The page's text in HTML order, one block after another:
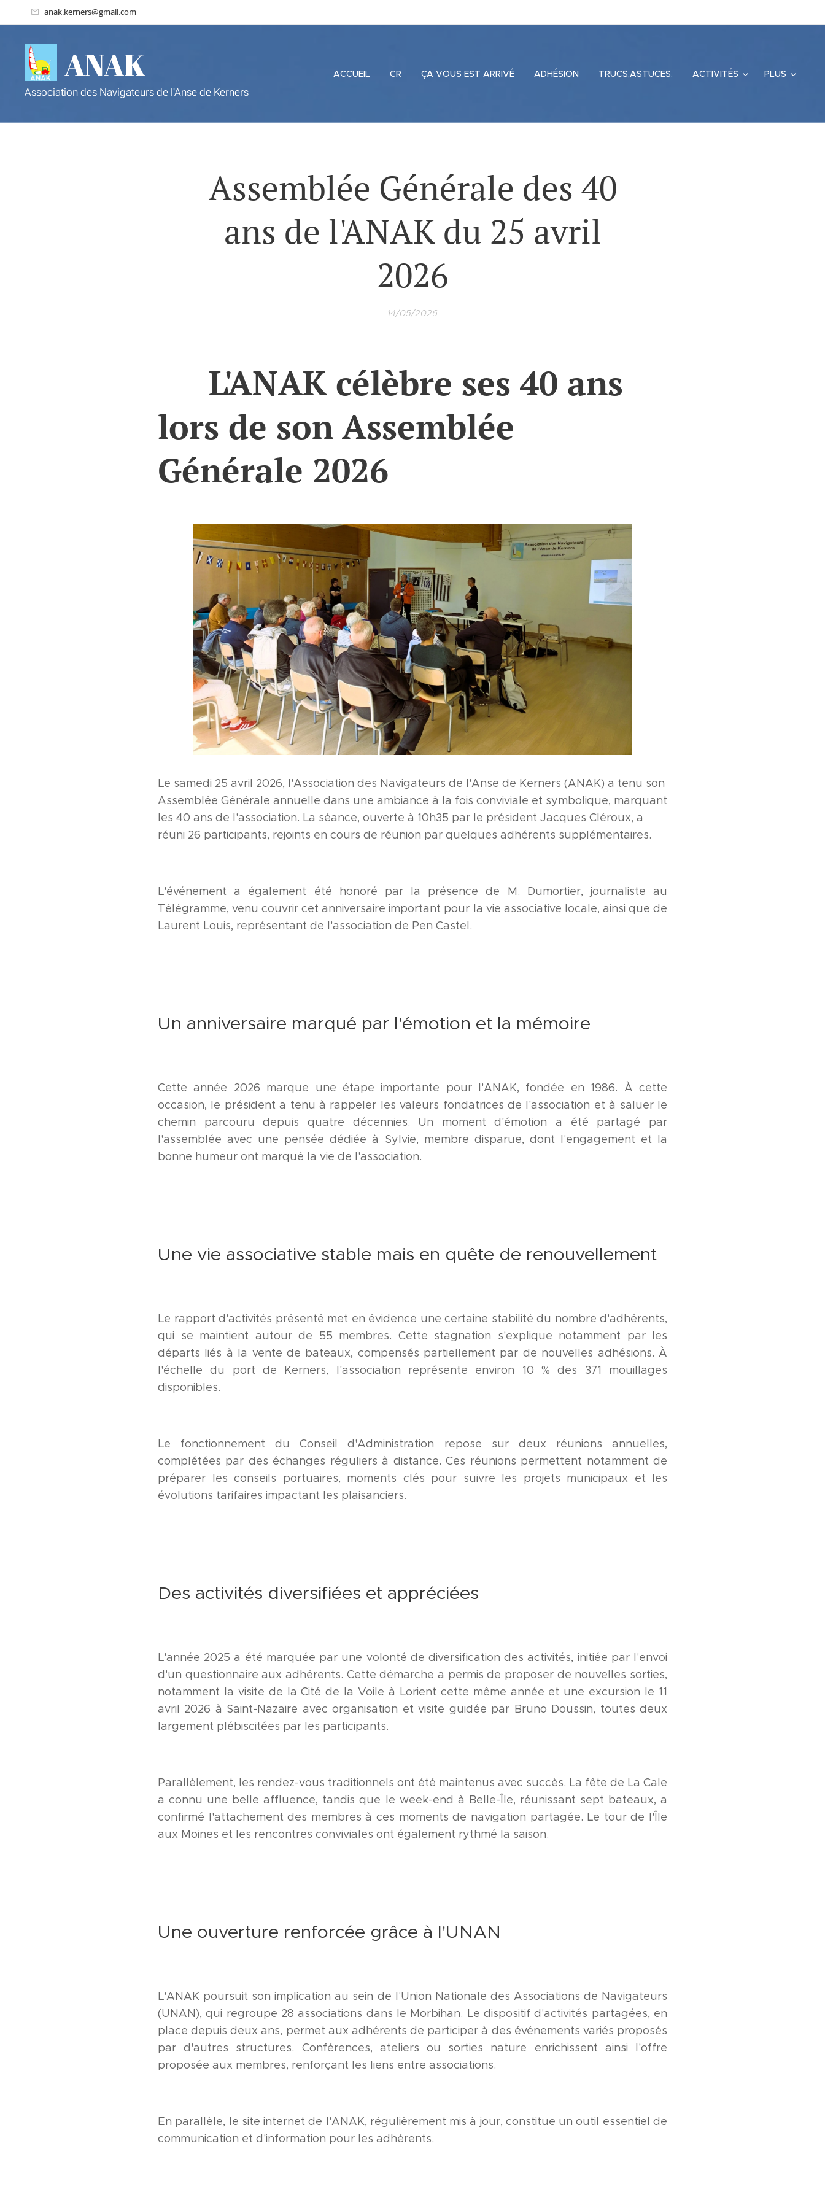
anak.kerners@gmail.com
ANAK
Association des Navigateurs de l'Anse de Kerners
ACCUEIL CR ÇA VOUS EST ARRIVÉ ADHÉSION TRUCS,ASTUCES. ACTIVITÉS PLUS
Assemblée Générale des 40
ans de l'ANAK du 25 avril
2026
14/05/2026
⚓ L'ANAK célèbre ses 40 ans
lors de son Assemblée
Générale 2026
Le samedi 25 avril 2026, l'Association des Navigateurs de l'Anse de Kerners (ANAK) a tenu son
Assemblée Générale annuelle dans une ambiance à la fois conviviale et symbolique, marquant
les 40 ans de l'association. La séance, ouverte à 10h35 par le président Jacques Cléroux, a
réuni 26 participants, rejoints en cours de réunion par quelques adhérents supplémentaires.
L'événement a également été honoré par la présence de M. Dumortier, journaliste au
Télégramme, venu couvrir cet anniversaire important pour la vie associative locale, ainsi que de
Laurent Louis, représentant de l'association de Pen Castel.
Un anniversaire marqué par l'émotion et la mémoire
Cette année 2026 marque une étape importante pour l'ANAK, fondée en 1986. À cette
occasion, le président a tenu à rappeler les valeurs fondatrices de l'association et à saluer le
chemin parcouru depuis quatre décennies. Un moment d'émotion a été partagé par
l'assemblée avec une pensée dédiée à Sylvie, membre disparue, dont l'engagement et la
bonne humeur ont marqué la vie de l'association.
Une vie associative stable mais en quête de renouvellement
Le rapport d'activités présenté met en évidence une certaine stabilité du nombre d'adhérents,
qui se maintient autour de 55 membres. Cette stagnation s'explique notamment par les
départs liés à la vente de bateaux, compensés partiellement par de nouvelles adhésions. À
l'échelle du port de Kerners, l'association représente environ 10 % des 371 mouillages
disponibles.
Le fonctionnement du Conseil d'Administration repose sur deux réunions annuelles,
complétées par des échanges réguliers à distance. Ces réunions permettent notamment de
préparer les conseils portuaires, moments clés pour suivre les projets municipaux et les
évolutions tarifaires impactant les plaisanciers.
Des activités diversifiées et appréciées
L'année 2025 a été marquée par une volonté de diversification des activités, initiée par l'envoi
d'un questionnaire aux adhérents. Cette démarche a permis de proposer de nouvelles sorties,
notamment la visite de la Cité de la Voile à Lorient cette même année et une excursion le 11
avril 2026 à Saint-Nazaire avec organisation et visite guidée par Bruno Doussin, toutes deux
largement plébiscitées par les participants.
Parallèlement, les rendez-vous traditionnels ont été maintenus avec succès. La fête de La Cale
a connu une belle affluence, tandis que le week-end à Belle-Île, réunissant sept bateaux, a
confirmé l'attachement des membres à ces moments de navigation partagée. Le tour de l'Île
aux Moines et les rencontres conviviales ont également rythmé la saison.
Une ouverture renforcée grâce à l'UNAN
L'ANAK poursuit son implication au sein de l'Union Nationale des Associations de Navigateurs
(UNAN), qui regroupe 28 associations dans le Morbihan. Le dispositif d'activités partagées, en
place depuis deux ans, permet aux adhérents de participer à des événements variés proposés
par d'autres structures. Conférences, ateliers ou sorties nature enrichissent ainsi l'offre
proposée aux membres, renforçant les liens entre associations.
En parallèle, le site internet de l'ANAK, régulièrement mis à jour, constitue un outil essentiel de
communication et d'information pour les adhérents.